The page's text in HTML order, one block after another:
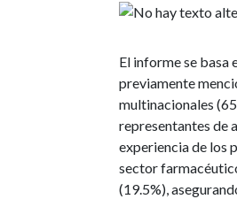
El informe se basa
previamente
multinacionales
representantes de
experiencia de los
sector
(19.5%),